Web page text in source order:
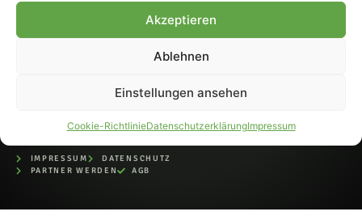
Akzeptieren
Ablehnen
Einstellungen ansehen
Cookie-RichtlinieDatenschutzerklärungImpressum
IMPRESSUM
DATENSCHUTZ
PARTNER WERDEN
AGB